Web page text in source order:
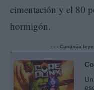
cimentación y el 80
hormigón.
- - - Continúa